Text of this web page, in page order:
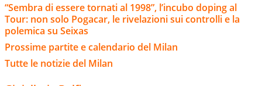
“Sembra di essere tornati al 1998”, l’incubo doping al
Tour: non solo Pogacar, le rivelazioni sui controlli e la
polemica su Seixas
Prossime partite e calendario del Milan
Tutte le notizie del Milan